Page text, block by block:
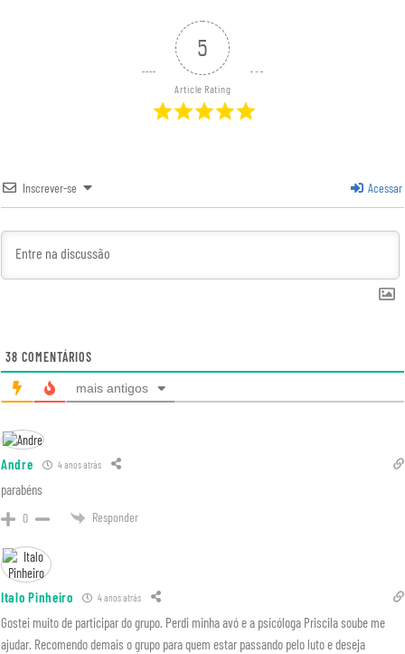
5
Article Rating
Inscrever-se Acessar
38 COMENTÁRIOS
mais antigos
Andre 4 anos atrás
parabéns
0 Responder
Italo Pinheiro 4 anos atrás
Gostei muito de participar do grupo. Perdi minha avó e a psicóloga Priscila soube me
ajudar. Recomendo demais o grupo para quem estar passando pelo luto e deseja